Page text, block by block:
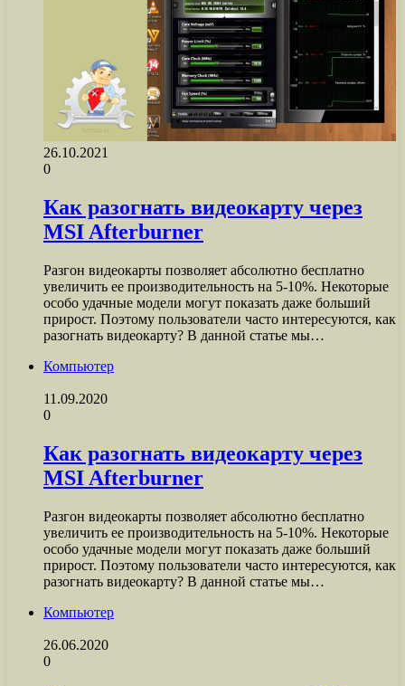
26.10.2021
0
Как разогнать видеокарту через
MSI Afterburner
Разгон видеокарты позволяет абсолютно бесплатно
увеличить ее производительность на 5-10%. Некоторые
особо удачные модели могут показать даже больший
прирост. Поэтому пользователи часто интересуются, как
разогнать видеокарту? В данной статье мы…
Компьютер
11.09.2020
0
Как разогнать видеокарту через
MSI Afterburner
Разгон видеокарты позволяет абсолютно бесплатно
увеличить ее производительность на 5-10%. Некоторые
особо удачные модели могут показать даже больший
прирост. Поэтому пользователи часто интересуются, как
разогнать видеокарту? В данной статье мы…
Компьютер
26.06.2020
0